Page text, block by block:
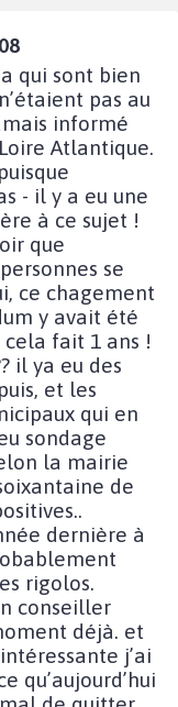
qui sont bien
pas au
informé
Atlantique.
- il y a eu une
à ce sujet !
que
se
ce chagement
y avait été
fait 1 ans !
il ya eu des
et les
qui en
sondage
la mairie
de
dernière à
rigolos.
conseiller
déjà. et
j’ai
qu’aujourd’hui